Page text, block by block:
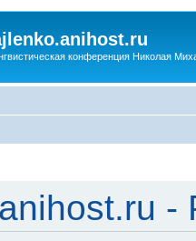
конференция Николая
-